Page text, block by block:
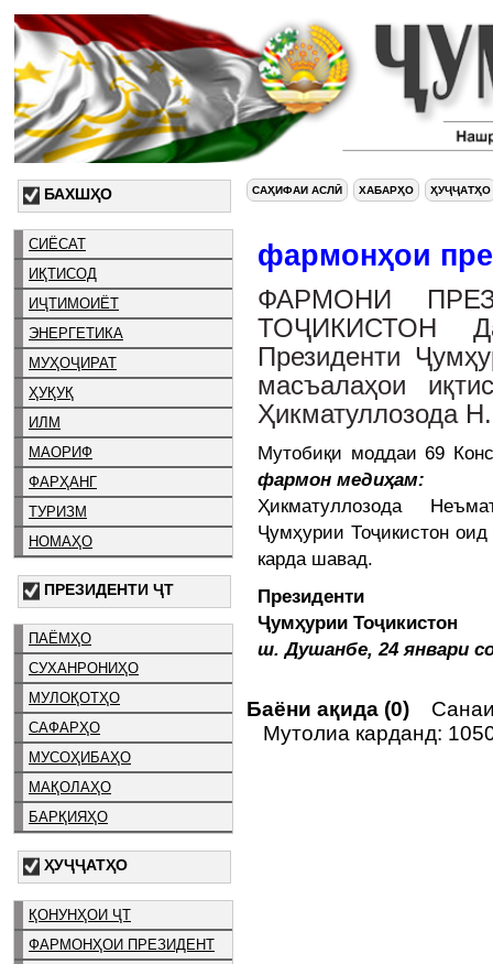
БАХШҲО
СИЁСАТ
ИҚТИСОД
ИҶТИМОИЁТ
ЭНЕРГЕТИКА
МУҲОҶИРАТ
ҲУҚУҚ
ИЛМ
МАОРИФ
ФАРҲАНГ
ТУРИЗМ
НОМАҲО
ПРЕЗИДЕНТИ ҶТ
ПАЁМҲО
СУХАНРОНИҲО
МУЛОҚОТҲО
САФАРҲО
МУСОҲИБАҲО
МАҚОЛАҲО
БАРҚИЯҲО
ҲУҶҶАТҲО
ҚОНУНҲОИ ҶТ
ФАРМОНҲОИ ПРЕЗИДЕНТ
САҲИФАИ АСЛӢ ХАБАРҲО ҲУҶҶАТҲО
фармонҳои
ФАРМОНИ
ТОҶИКИСТОН
Президенти
масъалаҳои
Ҳикматуллозода Н.
Мутобиқи моддаи 69
фармон медиҳам:
Ҳикматуллозода
Ҷумҳурии Тоҷикистон
карда шавад.
Президенти
Ҷумҳурии
ш. Душанбе, 24 январи
Баёни ақида (0)
Мутолиа карданд: